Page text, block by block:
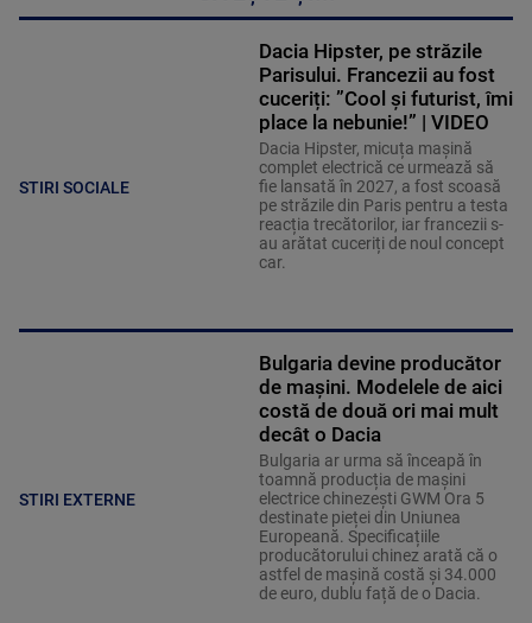
STIRI SOCIALE
Dacia Hipster, pe străzile
Parisului. Francezii au fost
cuceriți: ”Cool și futurist, îmi
place la nebunie!” | VIDEO
Dacia Hipster, micuța mașină
complet electrică ce urmează să
fie lansată în 2027, a fost scoasă
pe străzile din Paris pentru a testa
reacția trecătorilor, iar francezii s-
au arătat cuceriți de noul concept
car.
STIRI EXTERNE
Bulgaria devine producător
de mașini. Modelele de aici
costă de două ori mai mult
decât o Dacia
Bulgaria ar urma să înceapă în
toamnă producția de mașini
electrice chinezești GWM Ora 5
destinate pieței din Uniunea
Europeană. Specificațiile
producătorului chinez arată că o
astfel de mașină costă și 34.000
de euro, dublu față de o Dacia.